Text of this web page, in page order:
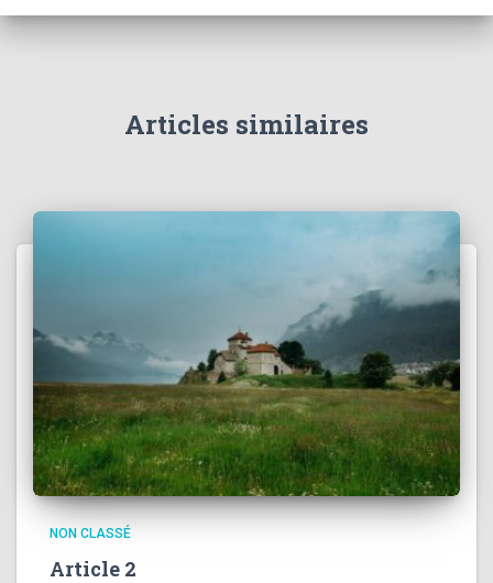
Articles similaires
NON CLASSÉ
Article 2